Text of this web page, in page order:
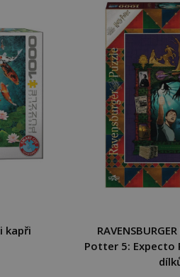
kapři
Potter 5: Expecto